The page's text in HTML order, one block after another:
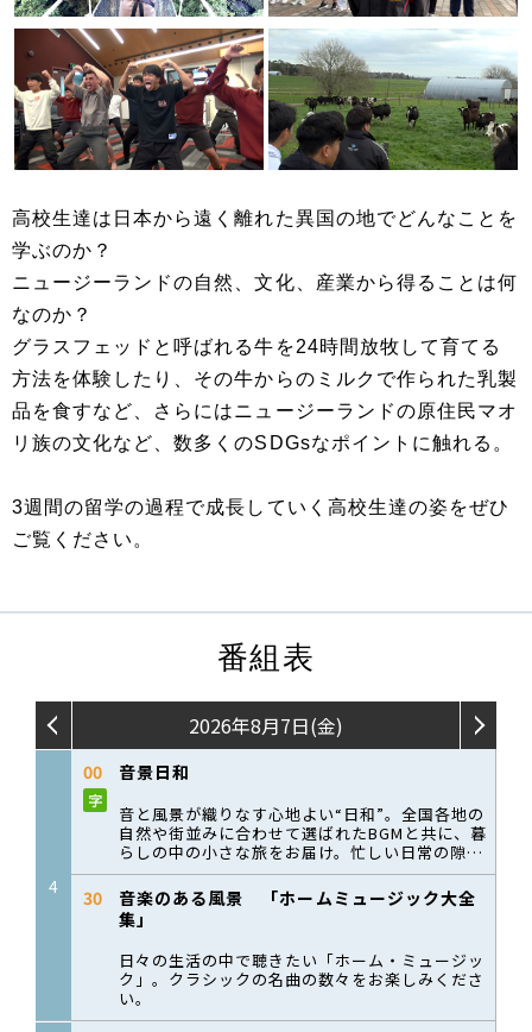
高校生達は日本から遠く離れた異国の地でどんなことを
学ぶのか？
ニュージーランドの自然、文化、産業から得ることは何
なのか？
グラスフェッドと呼ばれる牛を24時間放牧して育てる
方法を体験したり、その牛からのミルクで作られた乳製
品を食すなど、さらにはニュージーランドの原住民マオ
リ族の文化など、数多くのSDGsなポイントに触れる。
3週間の留学の過程で成長していく高校生達の姿をぜひ
ご覧ください。
番組表